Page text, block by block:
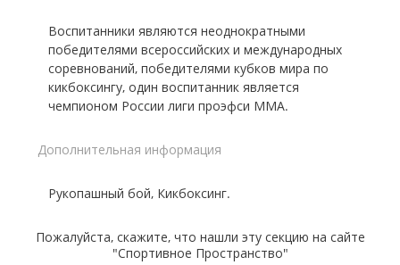
Воспитанники являются неоднократными
победителями всероссийских и международных
соревнований, победителями кубков мира по
кикбоксингу, один воспитанник является
чемпионом России лиги проэфси ММА.
Дополнительная информация
Рукопашный бой, Кикбоксинг.
Пожалуйста, скажите, что нашли эту секцию на сайте
"Спортивное Пространство"